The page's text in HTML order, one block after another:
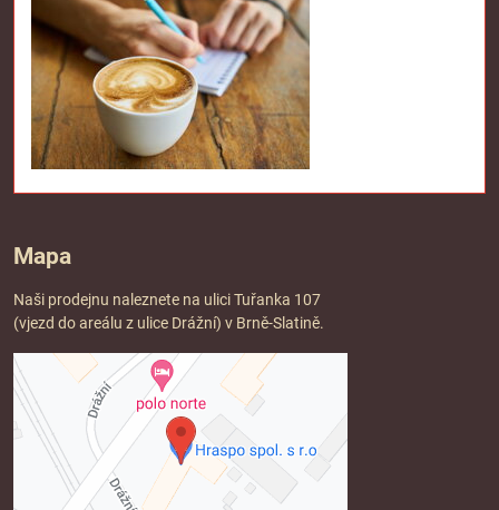
Mapa
Naši prodejnu naleznete na ulici Tuřanka 107
(vjezd do areálu z ulice Drážní) v Brně-Slatině.